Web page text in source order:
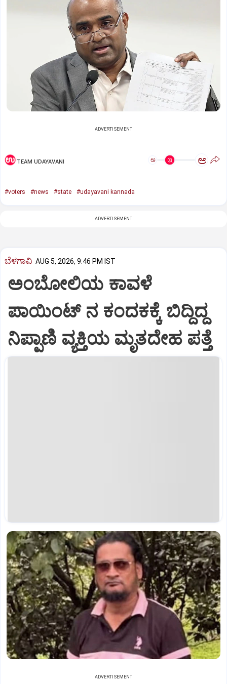
ADVERTISEMENT
TEAM UDAYAVANI ಅ ಅ
#voters #news #state #udayavani kannada
ADVERTISEMENT
ಬೆಳಗಾವಿ AUG 5, 2026, 9:46 PM IST
ಅಂಬೋಲಿಯ ಕಾವಳೆ‌
ಪಾಯಿಂಟ್ ನ ಕಂದಕಕ್ಕೆ ಬಿದ್ದಿದ್ದ
ನಿಪ್ಪಾಣಿ ವ್ಯಕ್ತಿಯ ಮೃತದೇಹ ಪತ್ತೆ
ADVERTISEMENT